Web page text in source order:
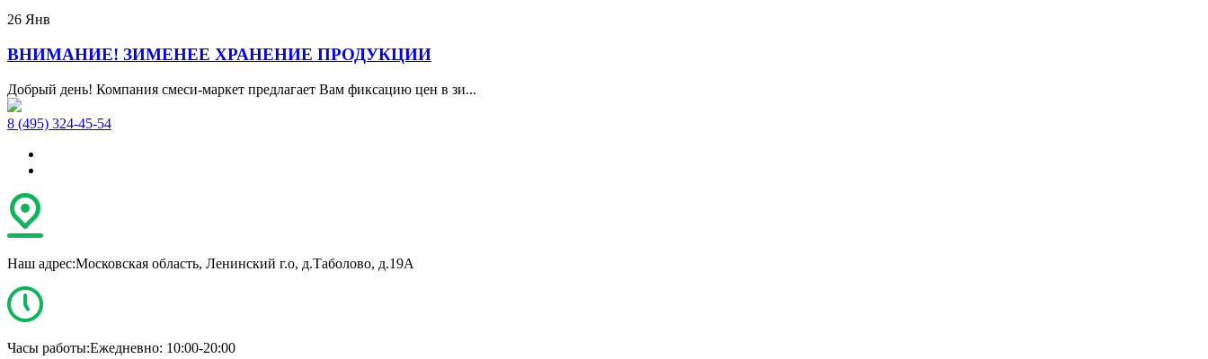
26 Янв
ВНИМАНИЕ! ЗИМЕНЕЕ ХРАНЕНИЕ ПРОДУКЦИИ
Добрый день! Компания смеси-маркет предлагает Вам фиксацию цен в зи...
8 (495) 324-45-54
Наш адрес:Московская область, Ленинский г.о, д.Таболово, д.19А
Часы работы:Ежедневно: 10:00-20:00